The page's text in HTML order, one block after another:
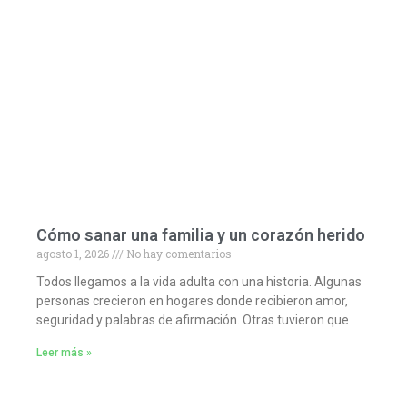
Cómo sanar una familia y un corazón herido
agosto 1, 2026
No hay comentarios
Todos llegamos a la vida adulta con una historia. Algunas
personas crecieron en hogares donde recibieron amor,
seguridad y palabras de afirmación. Otras tuvieron que
Leer más »